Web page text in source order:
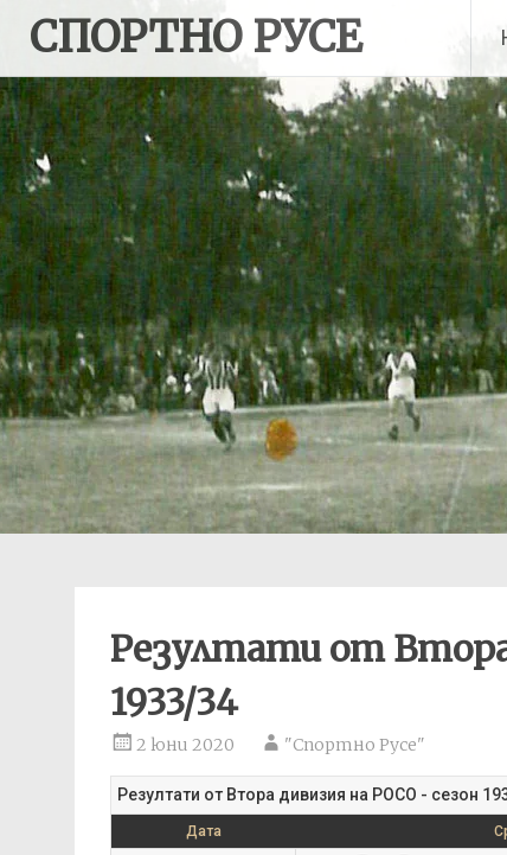
content
СПОРТНО РУСЕ
Резултати от
1933/34
2 юни 2020 "Спортно Русе"
Резултати от Втора дивизия на РОСО - сезон
Дата